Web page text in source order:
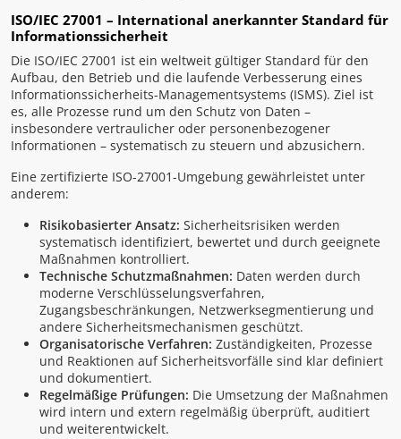
ISO/IEC 27001 – International anerkannter Standard für
Informationssicherheit
Die ISO/IEC 27001 ist ein weltweit gültiger Standard für den
Aufbau, den Betrieb und die laufende Verbesserung eines
Informationssicherheits-Managementsystems (ISMS). Ziel ist
es, alle Prozesse rund um den Schutz von Daten –
insbesondere vertraulicher oder personenbezogener
Informationen – systematisch zu steuern und abzusichern.
Eine zertifizierte ISO-27001-Umgebung gewährleistet unter
anderem:
Risikobasierter Ansatz: Sicherheitsrisiken werden
systematisch identifiziert, bewertet und durch geeignete
Maßnahmen kontrolliert.
Technische Schutzmaßnahmen: Daten werden durch
moderne Verschlüsselungsverfahren,
Zugangsbeschränkungen, Netzwerksegmentierung und
andere Sicherheitsmechanismen geschützt.
Organisatorische Verfahren: Zuständigkeiten, Prozesse
und Reaktionen auf Sicherheitsvorfälle sind klar definiert
und dokumentiert.
Regelmäßige Prüfungen: Die Umsetzung der Maßnahmen
wird intern und extern regelmäßig überprüft, auditiert
und weiterentwickelt.